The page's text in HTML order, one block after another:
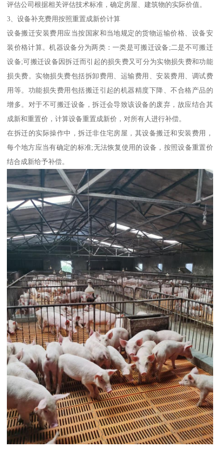
评估公司根据相关评估技术标准，确定房屋、建筑物的实际价值。
3、设备补充费用按照重置成新价计算
设备搬迁安装费用应当按国家和当地规定的货物运输价格、设备安
装价格计算。机器设备分为两类：一类是可搬迁设备;二是不可搬迁
设备;可搬迁设备因拆迁而引起的损失费又可分为实物损失费和功能
损失费。实物损失费包括拆卸费用、运输费用、安装费用、调试费
用等。功能损失费用包括搬迁引起的机器精度下降、不合格产品的
增多。对于不可搬迁设备，拆迁会导致该设备的废弃，故应结合其
成新和重置价，计算设备重置成新价，对所有人进行补偿。
在拆迁的实际操作中，拆迁非住宅房屋，其设备搬迁和安装费用，
每个地方应当有确定的标准;无法恢复使用的设备，按照设备重置价
结合成新给予补偿。